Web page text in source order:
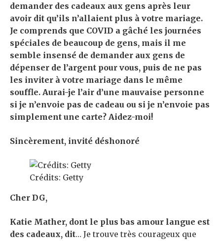
demander des cadeaux aux gens après leur
avoir dit qu’ils n’allaient plus à votre mariage.
Je comprends que COVID a gâché les journées
spéciales de beaucoup de gens, mais il me
semble insensé de demander aux gens de
dépenser de l’argent pour vous, puis de ne pas
les inviter à votre mariage dans le même
souffle. Aurai-je l’air d’une mauvaise personne
si je n’envoie pas de cadeau ou si je n’envoie pas
simplement une carte? Aidez-moi!
Sincèrement, invité déshonoré
Crédits: Getty
Cher DG,
Katie Mather, dont le plus bas amour langue est
des cadeaux, dit… Je trouve très courageux que